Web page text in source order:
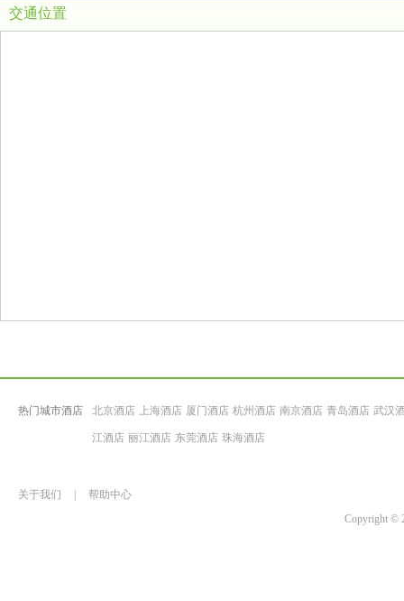
交通位置
热门城市酒店 北京酒店 上海酒店 厦门酒店 杭州酒店 南京酒店 青岛酒店 武汉
江酒店 丽江酒店 东莞酒店 珠海酒店
关于我们
帮助中心
Copyright ©